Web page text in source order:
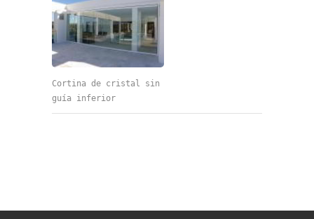
Cortina de cristal sin
guía inferior